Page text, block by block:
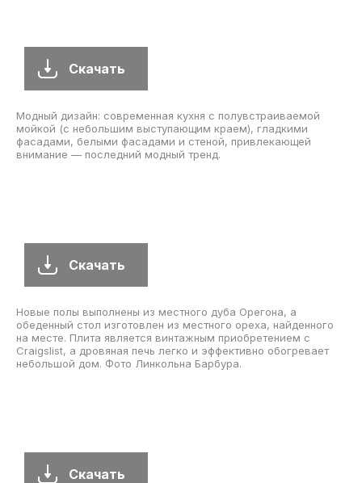
Скачать
Модный дизайн: современная кухня с полувстраиваемой
мойкой (с небольшим выступающим краем), гладкими
фасадами, белыми фасадами и стеной, привлекающей
внимание — последний модный тренд.
Скачать
Новые полы выполнены из местного дуба Орегона, а
обеденный стол изготовлен из местного ореха, найденного
на месте. Плита является винтажным приобретением с
Craigslist, а дровяная печь легко и эффективно обогревает
небольшой дом. Фото Линкольна Барбура.
Скачать